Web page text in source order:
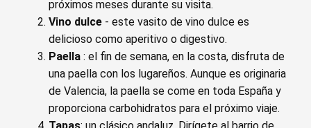
próximos meses durante su visita.
Vino dulce - este vasito de vino dulce es
delicioso como aperitivo o digestivo.
Paella : el fin de semana, en la costa, disfruta de
una paella con los lugareños. Aunque es originaria
de Valencia, la paella se come en toda España y
proporciona carbohidratos para el próximo viaje.